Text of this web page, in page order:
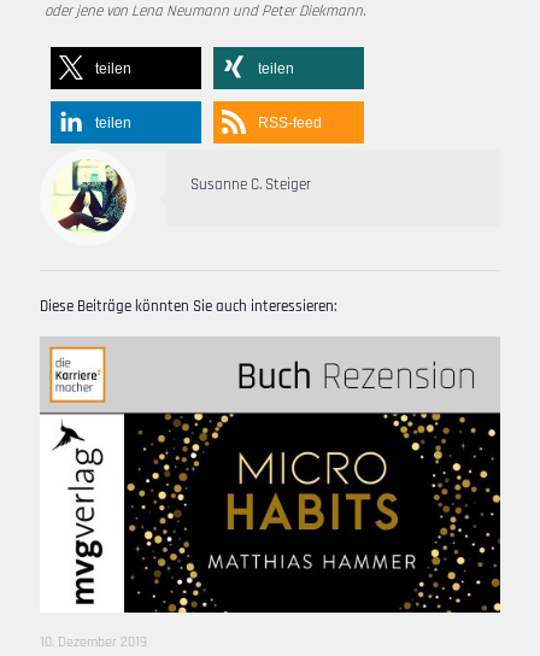
oder jene von Lena Neumann und Peter Diekmann.
teilen teilen
teilen RSS-feed
Susanne C. Steiger
Diese Beiträge könnten Sie auch interessieren:
10. Dezember 2019